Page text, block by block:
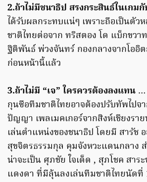
2.ถ้าไม่มีชนาธิป สรงกระสินธ์ในเกม
ได้รับผลกระทบแน่ๆ เพราะถือเป็นตัว
ชาติไทยต่อจาก ทริสตอง โด แบ็กขวา
ฐิติพันธ์ พ่วงจันทร์ กองกลางจากโออิ
ก่อนหน้านี้แล้ว
3.ถ้าไม่มี “เจ” ใครควรต้องลงแทน …
กุนซือทีมชาติไทยอาจต้องปรับทัพไปจ
ปัญญา เพลเมคเกอร์จากสิงห์เชียงรา
เล่นตำแหน่งของชนาธิป โดยมี สารัช
สุขจิตรธรรมกุล คุมจังหวะแดนกลาง
น่าจะเป็น ศุภชัย ใจเด็ด , สุภโชค สาร
แดงดา ที่มีลุ้นลงเล่นทีมชาติไทยนัดที่